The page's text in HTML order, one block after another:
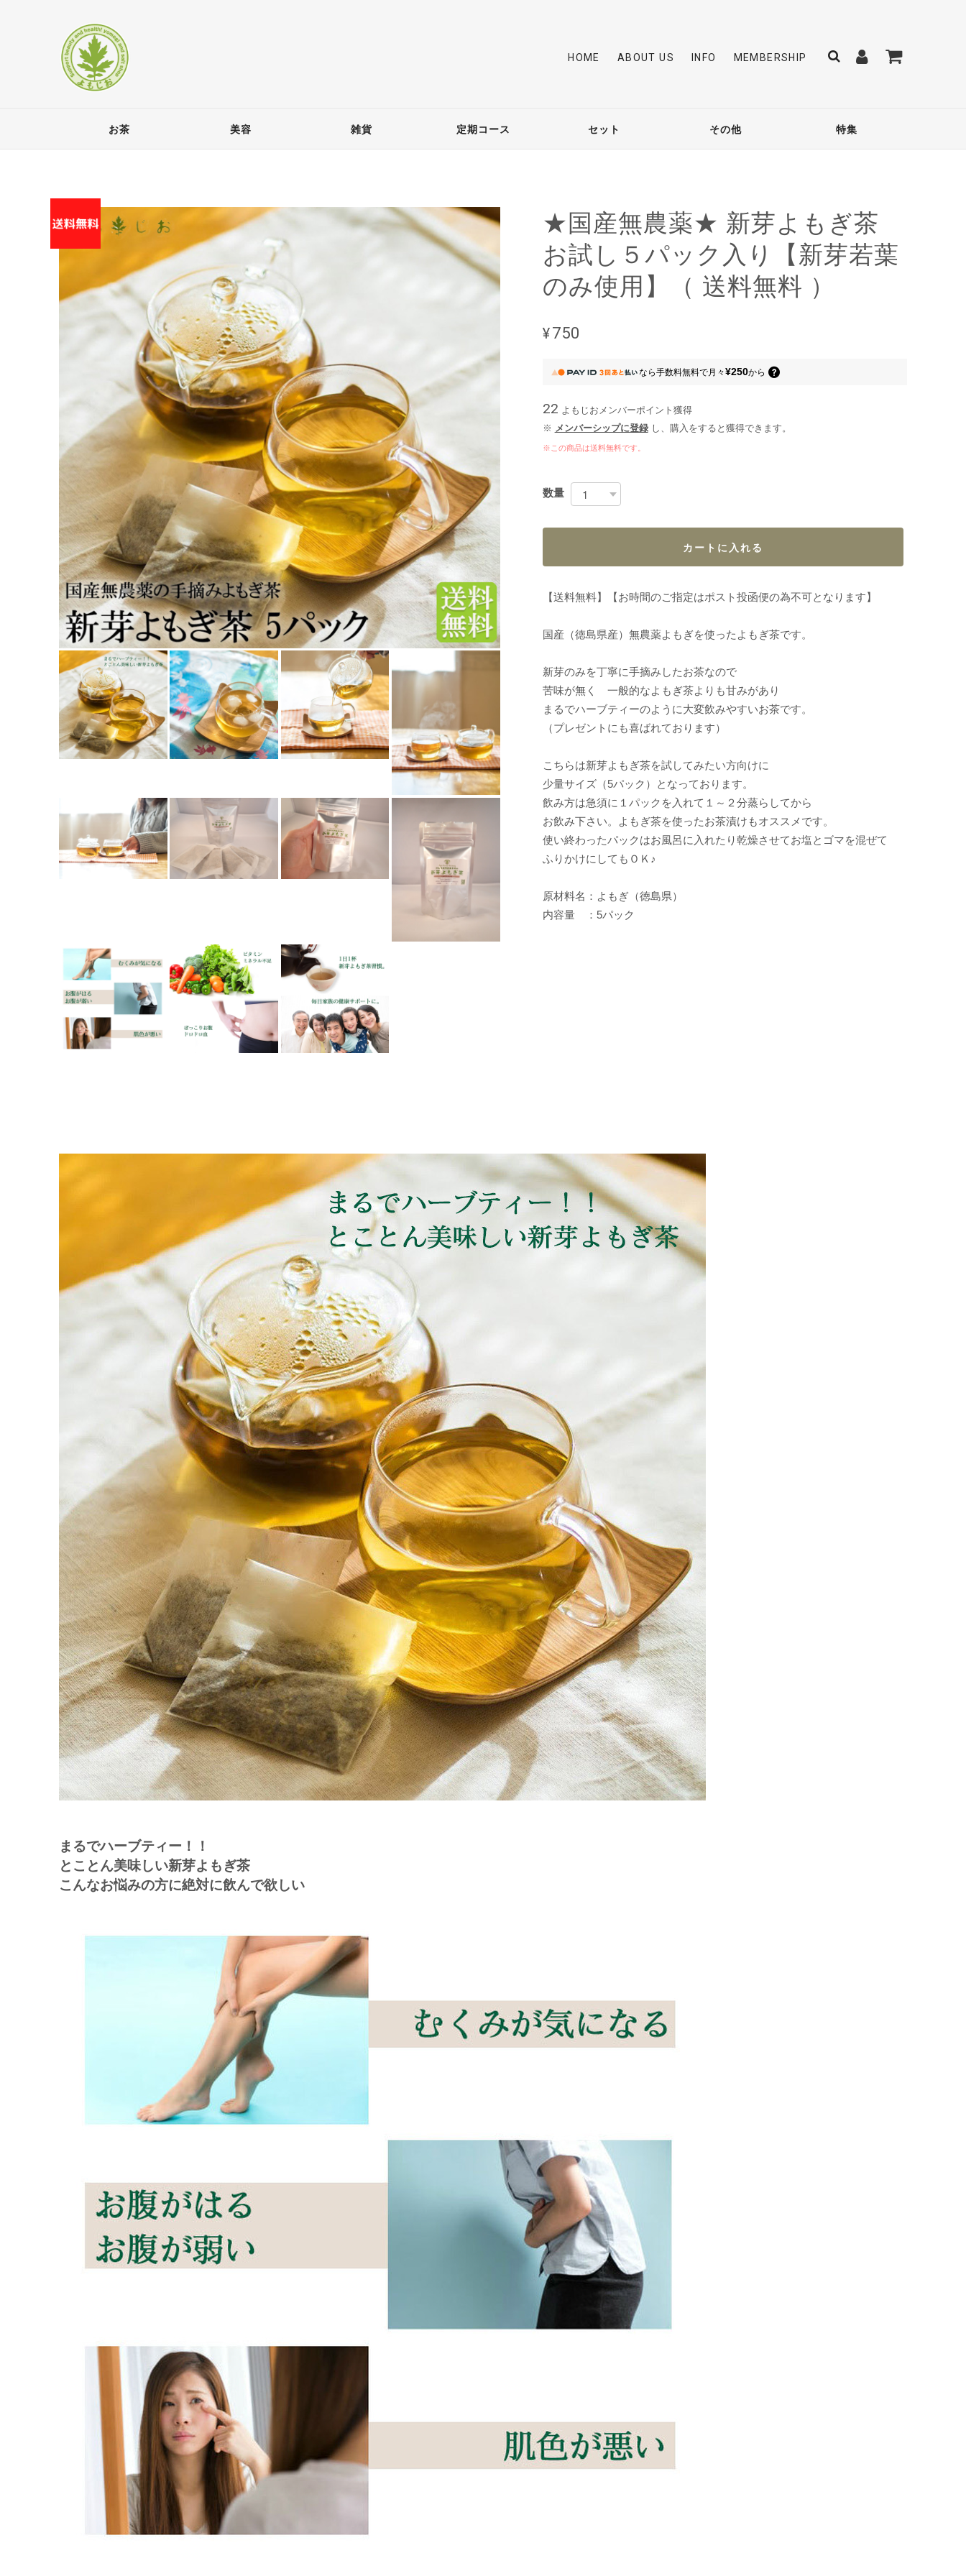
HOME ABOUT US INFO MEMBERSHIP
お茶 美容 雑貨 定期コース セット その他 特集
★国産無農薬★ 新芽よもぎ茶
お試し５パック入り【新芽若葉
のみ使用】（ 送料無料 ）
¥750
なら手数料無料で月々¥250から
22 よもじおメンバーポイント 獲得
※ メンバーシップに登録 し、購入をすると獲得できます。
※この商品は送料無料です。
数量
カートに入れる
【送料無料】【お時間のご指定はポスト投函便の為不可となります】
国産（徳島県産）無農薬よもぎを使ったよもぎ茶です。
新芽のみを丁寧に手摘みしたお茶なので
苦味が無く 一般的なよもぎ茶よりも甘みがあり
まるでハーブティーのように大変飲みやすいお茶です。
（プレゼントにも喜ばれております）
こちらは新芽よもぎ茶を試してみたい方向けに
少量サイズ（5パック）となっております。
飲み方は急須に１パックを入れて１～２分蒸らしてから
お飲み下さい。よもぎ茶を使ったお茶漬けもオススメです。
使い終わったパックはお風呂に入れたり乾燥させてお塩とゴマを混ぜて
ふりかけにしてもＯＫ♪
原材料名：よもぎ（徳島県）
内容量 ：5パック
まるでハーブティー！！
とことん美味しい新芽よもぎ茶
こんなお悩みの方に絶対に飲んで欲しい